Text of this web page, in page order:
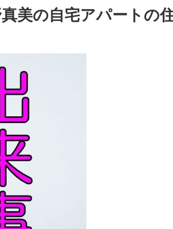
真美の自宅アパートの